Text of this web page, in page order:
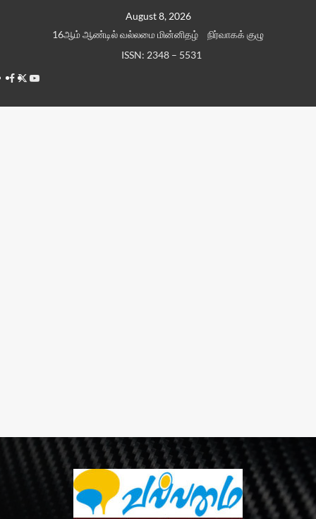
August 8, 2026
16ஆம் ஆண்டில் வல்லமை மின்னிதழ்
நிர்வாகக் குழு
ISSN: 2348 – 5531
Facebook
TwitterYoutube